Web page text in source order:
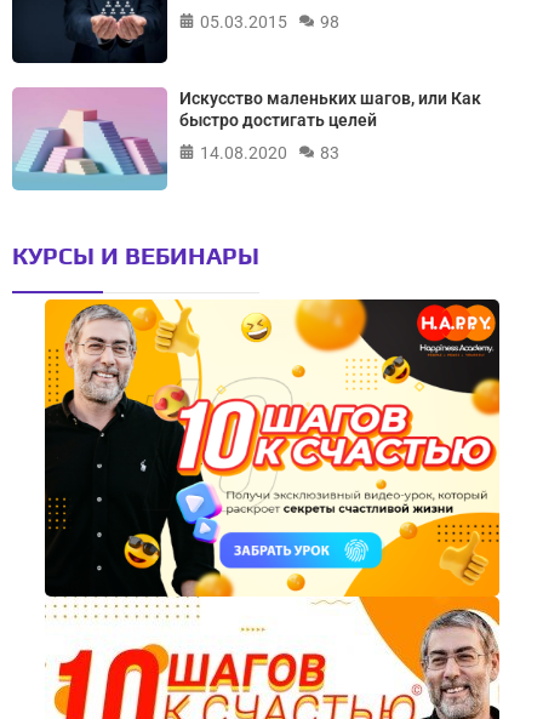
05.03.2015
98
Искусство маленьких шагов, или Как
быстро достигать целей
14.08.2020
83
КУРСЫ И ВЕБИНАРЫ